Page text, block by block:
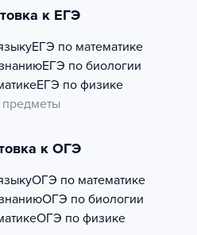
к ЕГЭ
ЕГЭ по математике
ЕГЭ по биологии
ЕГЭ по физике
предметы
к ОГЭ
ОГЭ по математике
ОГЭ по биологии
ОГЭ по физике